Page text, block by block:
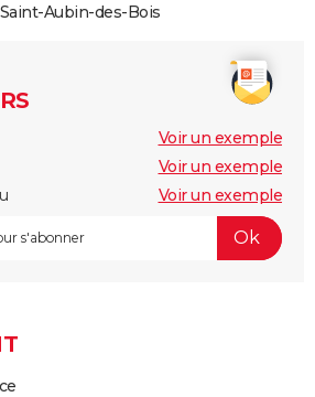
Aubin-des-Bois
Voir un exemple
Voir un exemple
Voir un exemple